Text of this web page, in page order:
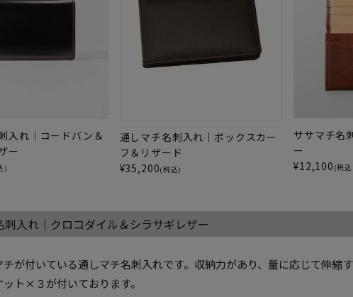
入れ｜コードバン＆
ー
)
通しマチ名刺入れ｜ボックスカー
フ＆リザード
¥35,200(税込)
ササマチ名
ー
¥12,100 (税
刺入れ｜クロコダイル＆シラサギレザー
が付いている通しマチ名刺入れです。収納力があり、量に応じて伸縮す
ト×３が付いております。